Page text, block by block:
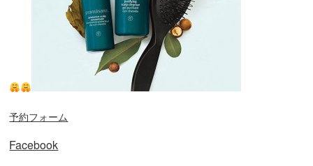
予約フォーム
Facebook